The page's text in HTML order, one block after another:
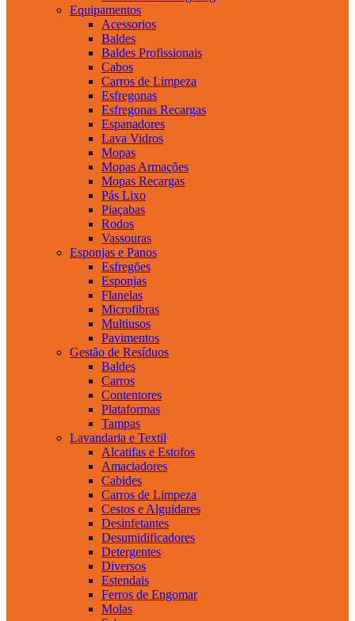
Equipamentos
Acessorios
Baldes
Baldes Profissionais
Cabos
Carros de Limpeza
Esfregonas
Esfregonas Recargas
Espanadores
Lava Vidros
Mopas
Mopas Armações
Mopas Recargas
Pás Lixo
Piaçabas
Rodos
Vassouras
Esponjas e Panos
Esfregões
Esponjas
Flanelas
Microfibras
Multiusos
Pavimentos
Gestão de Resíduos
Baldes
Carros
Contentores
Plataformas
Tampas
Lavandaria e Textil
Alcatifas e Estofos
Amaciadores
Cabides
Carros de Limpeza
Cestos e Alguidares
Desinfetantes
Desumidificadores
Detergentes
Diversos
Estendais
Ferros de Engomar
Molas